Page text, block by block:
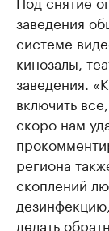
заведения
системе
кинозалы,
заведения.
включить
скоро нам
региона
скоплений
делать